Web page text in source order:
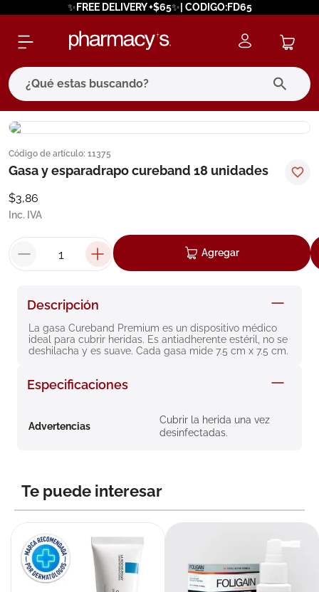
✨FREE DELIVERY +$65✨| CODIGO:FD65
¿Qué estas buscando?
Código de artículo: 11375
Gasa y esparadrapo cureband 18 unidades
$3,86
Inc. IVA
Agregar
Descripción
La gasa Cureband Premium es un dispositivo médico
ideal para cubrir heridas. Es antiadherente estéril, no se
deshilacha y es suave. Cada gasa mide 7.5 cm x 7.5 cm.
Especificaciones
Advertencias
Cubrir la herida una vez
desinfectadas.
Te puede interesar
términos más buscados
1. eucerin
cerave
7. degraler
8. roche posay
9. isdin
10.pañales